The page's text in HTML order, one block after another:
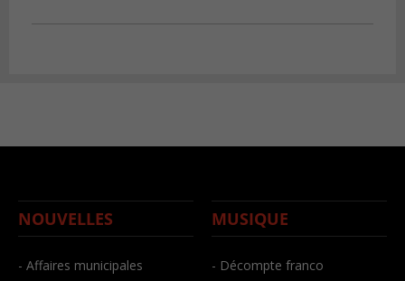
NOUVELLES
- Affaires municipales
MUSIQUE
- Décompte franco